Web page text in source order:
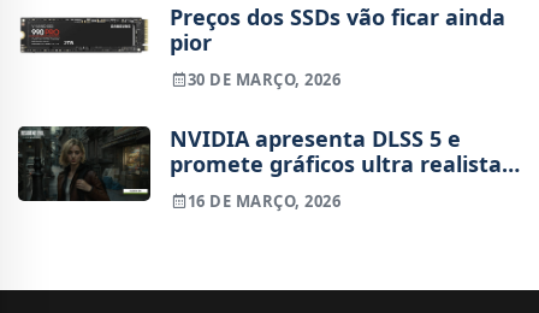
Preços dos SSDs vão ficar ainda
pior
30 DE MARÇO, 2026
NVIDIA apresenta DLSS 5 e
promete gráficos ultra realistas
nos jogos
16 DE MARÇO, 2026